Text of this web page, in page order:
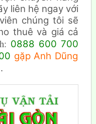
liên hệ ngay với
chúng tôi sẽ
thuê và giá cả
0888 600 700
gặp Anh Dũng
.